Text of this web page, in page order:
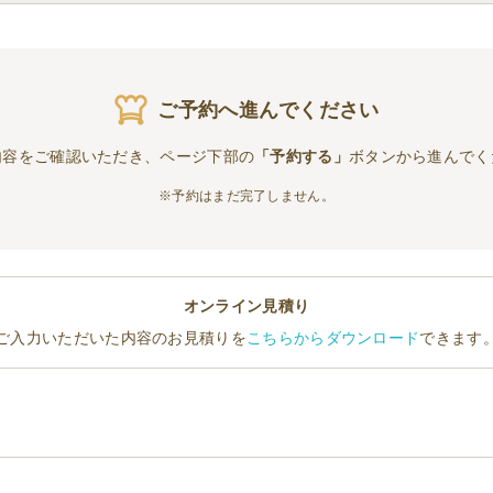
ご予約へ進んでください
をご確認いただき、ページ下部の 「予約する」 ボタンから進んでく
※予約はまだ完了しません。
オンライン見積り
入力いただいた内容のお見積りをこちらからダウンロードできます。